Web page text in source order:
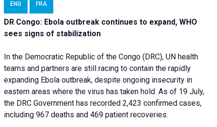
ENG FRA
DR Congo: Ebola outbreak continues to expand, WHO
sees signs of stabilization
In the Democratic Republic of the Congo (DRC), UN health
teams and partners are still racing to contain the rapidly
expanding Ebola outbreak, despite ongoing insecurity in
eastern areas where the virus has taken hold. As of 19 July,
the DRC Government has recorded 2,423 confirmed cases,
including 967 deaths and 469 patient recoveries.